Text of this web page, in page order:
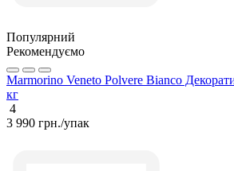
Популярний
Рекомендуємо
Marmorino Veneto Polvere Bianco
кг
4
3 990 грн./упак